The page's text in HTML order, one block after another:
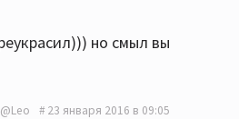
но смыл вы
@Leo 23 января 2016 в 09:05